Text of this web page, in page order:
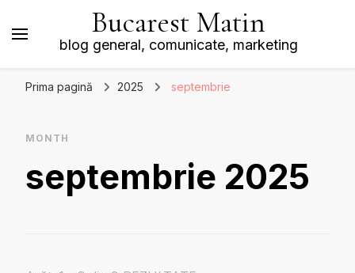
Bucarest Matin
blog general, comunicate, marketing
Prima pagină 2025 septembrie
MONTH
septembrie 2025